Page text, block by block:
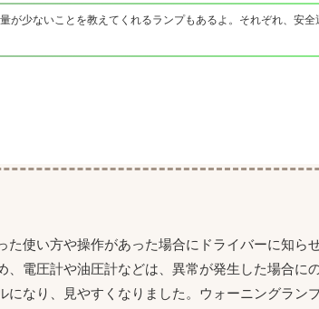
が少ないことを教えてくれるランプもあるよ。それぞれ、安
使い方や操作があった場合にドライバーに知ら
電圧計や油圧計などは、異常が発生した場合に
なり、見やすくなりました。ウォーニングラン